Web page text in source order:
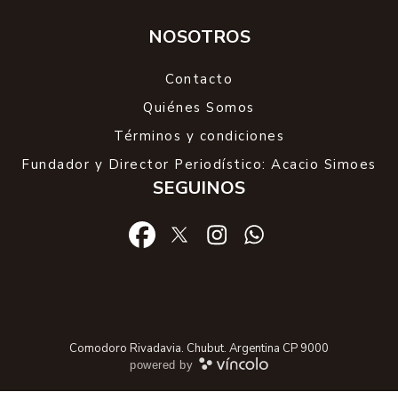
NOSOTROS
Contacto
Quiénes Somos
Términos y condiciones
Fundador y Director Periodístico: Acacio Simoes
SEGUINOS
Comodoro Rivadavia. Chubut. Argentina CP 9000
powered by